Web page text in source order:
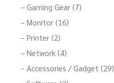
– Gaming Gear (7)
– Monitor (16)
– Printer (2)
– Network (4)
– Accessories / Gadget (29)